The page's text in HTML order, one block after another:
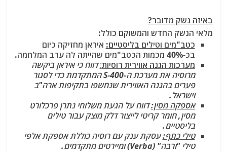
באיזה נשק מדובר?
מלאי הנשק החדש והמשוקם כולל:
כטב"מים וטילים בליסטיים: איראן מחזיקה כיום
בכ-40% מכמות הכטב"מים שהייתה לה ערב המלחמה.
מערכות הגנה אווירית רוסיות: דווח כי איראן ביקשה
מרוסיה את מערכת ה-S-400 המתקדמת כדי לסגור
פערים בהגנה האווירית שנחשפו בתקיפות ארה"ב
וישראל.
אספקה מסין:דווח על הגעת משלוחי נתרן פרכלורט
מסין, חומר קריטי לייצור דלק מוצק עבור טילים
בליסטיים.
טילי כתף:עסקת ענק עם רוסיה כוללת אספקת אלפי
טילי "ורבה" (Verba) ומיירטים מתקדמים.